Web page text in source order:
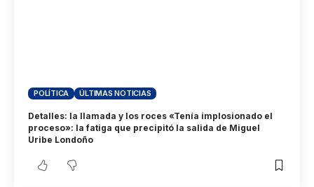
POLÍTICA ÚLTIMAS NOTICIAS
Detalles: la llamada y los roces «Tenía implosionado el
proceso»: la fatiga que precipitó la salida de Miguel
Uribe Londoño